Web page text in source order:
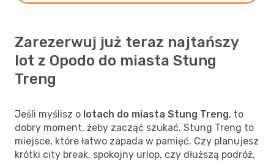
Zarezerwuj już teraz najtańszy
lot z Opodo do miasta Stung
Treng
Jeśli myślisz o lotach do miasta Stung Treng, to
dobry moment, żeby zacząć szukać. Stung Treng to
miejsce, które łatwo zapada w pamięć. Czy planujesz
krótki city break, spokojny urlop, czy dłuższą podróż,